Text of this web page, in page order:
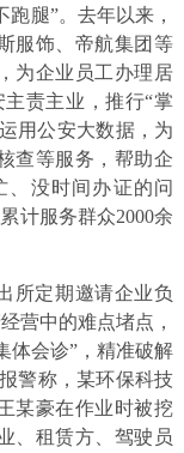
腿”。去年以来，
服饰、帝航集团等
为企业员工办理居
责主业，推行“掌
用公安大数据，为
查等服务，帮助企
、没时间办证的问
计服务群众2000余
所定期邀请企业负
营中的难点堵点，
体会诊”，精准破解
警称，某环保科技
某豪在作业时被挖
、租赁方、驾驶员